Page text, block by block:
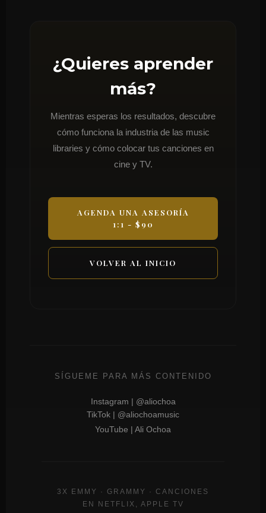
¿Quieres aprender
más?
Mientras esperas los resultados, descubre
cómo funciona la industria de las music
libraries y cómo colocar tus canciones en
cine y TV.
AGENDA UNA ASESORÍA
1:1 - $90
VOLVER AL INICIO
SÍGUEME PARA MÁS CONTENIDO
Instagram | @aliochoa
TikTok | @aliochoamusic
YouTube | Ali Ochoa
3X EMMY · GRAMMY · CANCIONES
EN NETFLIX, APPLE TV